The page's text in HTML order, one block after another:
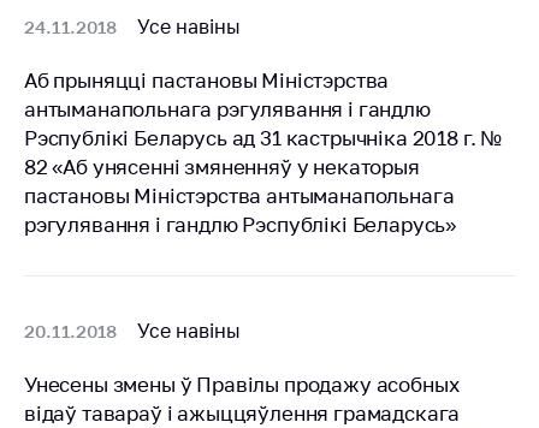
24.11.2018 Усе навіны
Аб прыняцці пастановы Міністэрства
антыманапольнага рэгулявання і гандлю
Рэспублікі Беларусь ад 31 кастрычнiка 2018 г. №
82 «Аб унясенні змяненняў у некаторыя
пастановы Міністэрства антыманапольнага
рэгулявання і гандлю Рэспублікі Беларусь»
20.11.2018 Усе навіны
Унесены змены ў Правілы продажу асобных
відаў тавараў і ажыццяўлення грамадскага